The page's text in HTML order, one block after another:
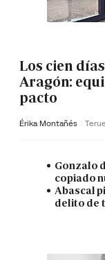
Los cien
Aragón:
pacto
Érika Montañés
Gonzalo
copiado
Abascal
delito de